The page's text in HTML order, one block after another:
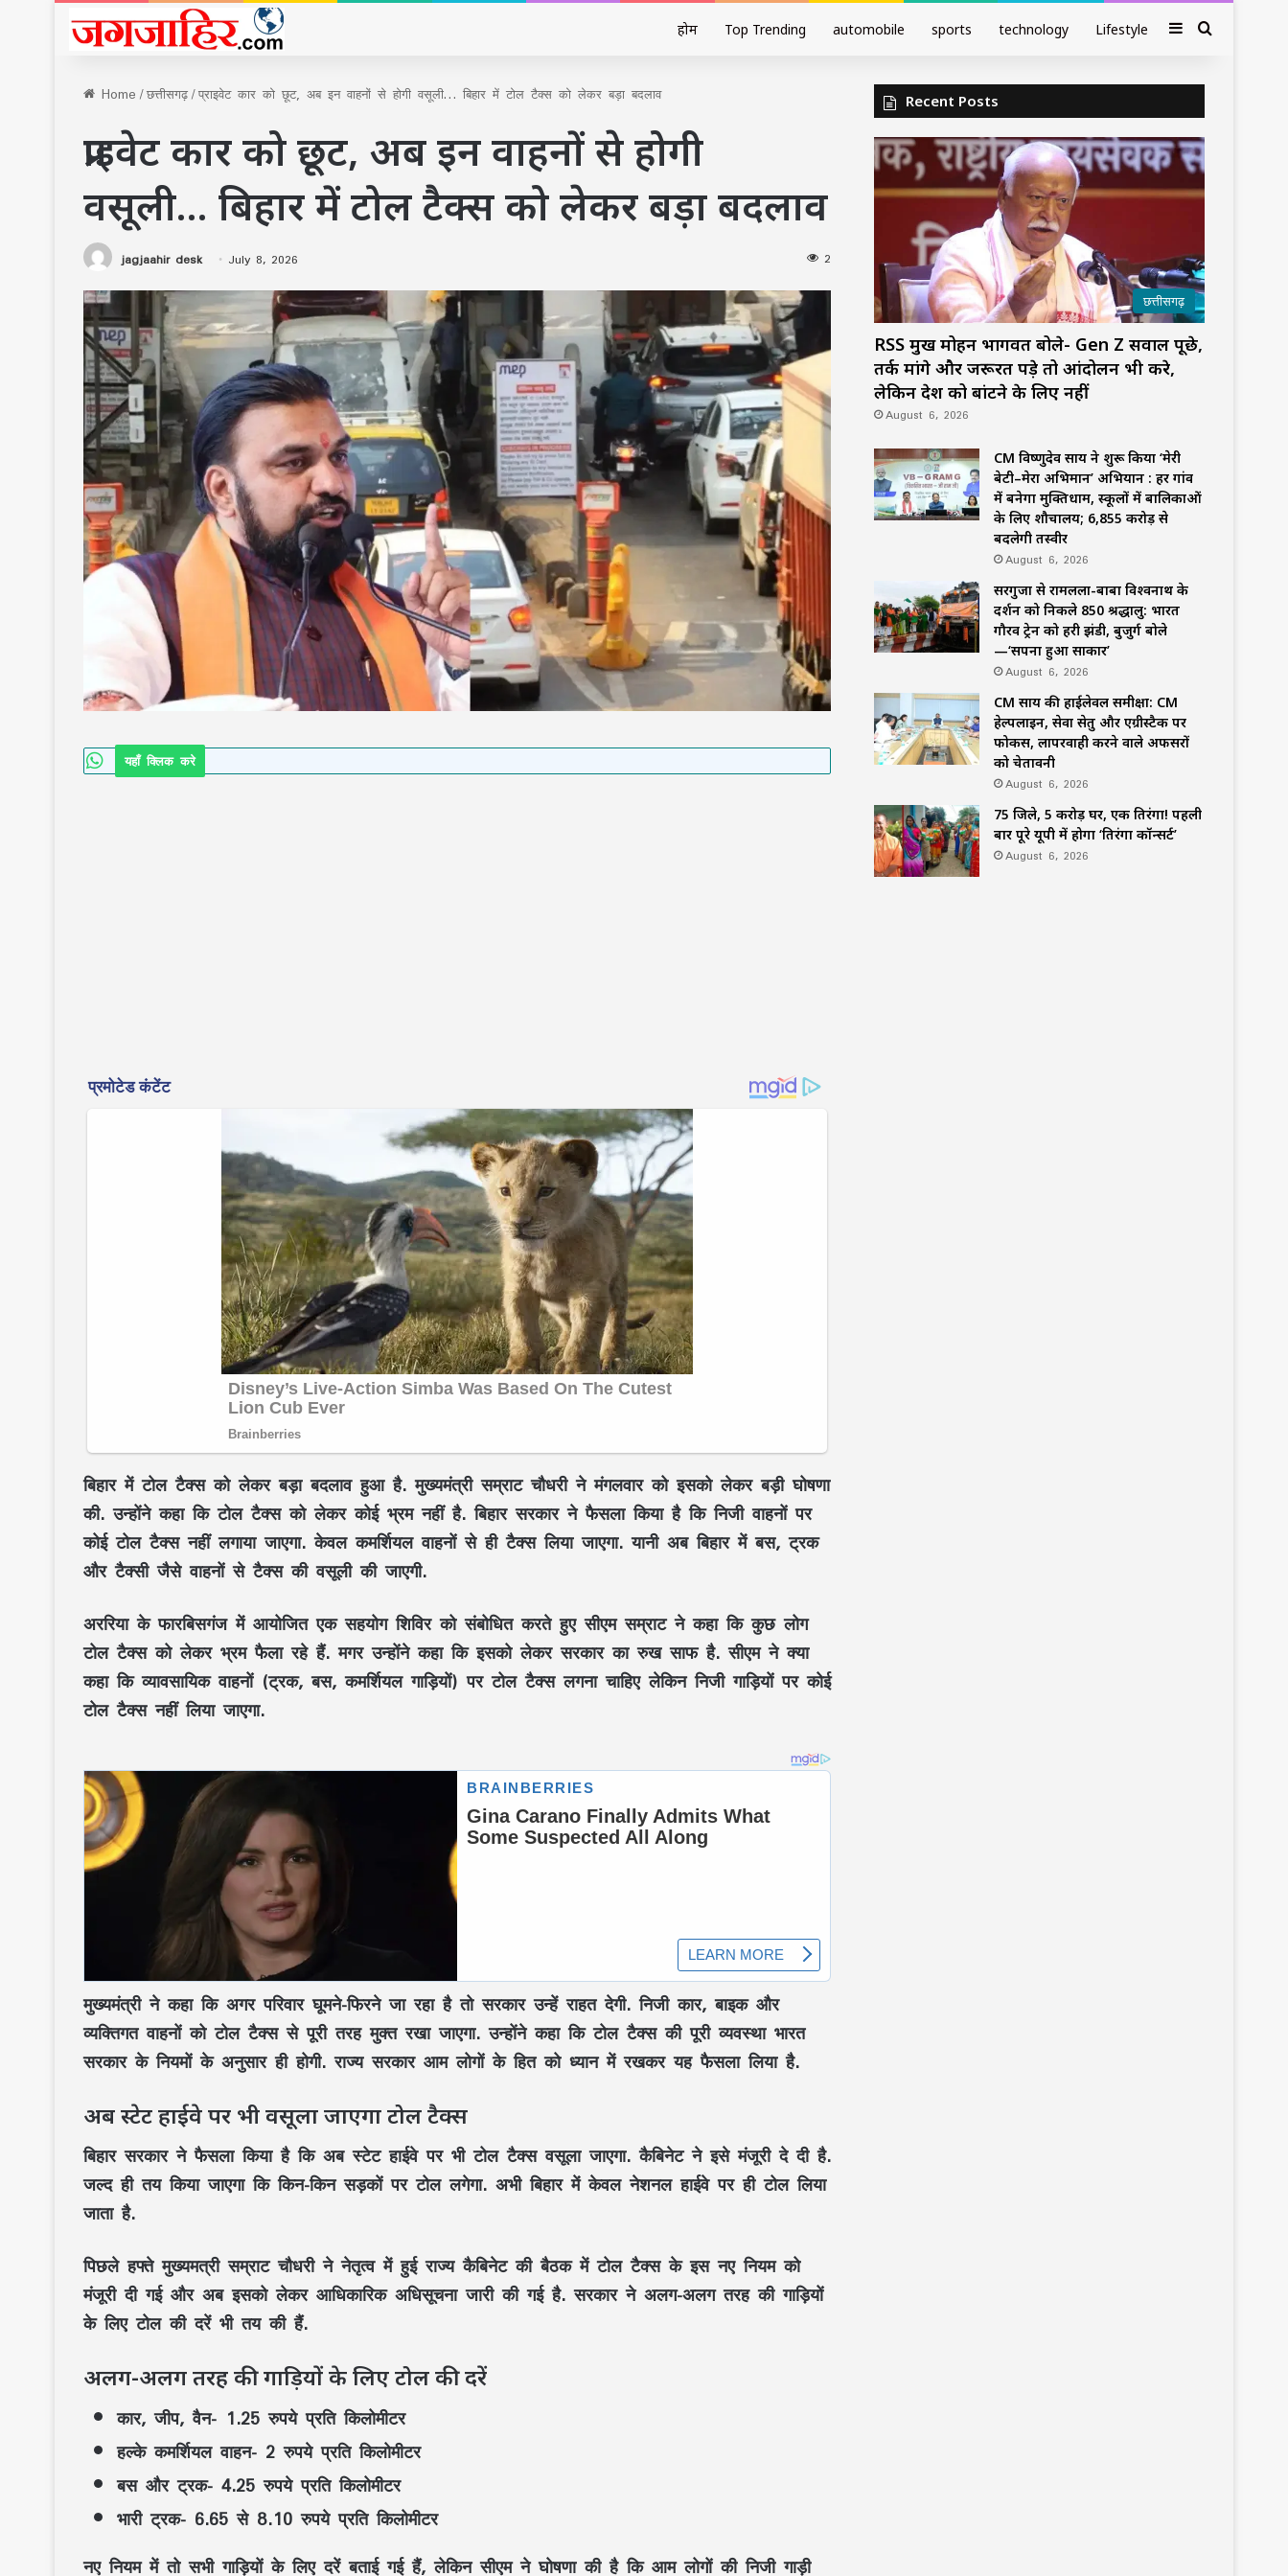
होम Top Trending automobile sports technology Lifestyle SidebarSearch
Home/छत्तीसगढ़/प्राइवेट कार को छूट, अब इन वाहनों से होगी वसूली… बिहार में टोल टैक्स को लेकर बड़ा बदलाव
प्राइवेट कार को छूट, अब इन वाहनों से होगी
वसूली… बिहार में टोल टैक्स को लेकर बड़ा बदलाव
jagjaahir desk July 8, 2026 2
यहाँ क्लिक करे
बिहार में टोल टैक्स को लेकर बड़ा बदलाव हुआ है. मुख्यमंत्री सम्राट चौधरी ने मंगलवार को इसको लेकर बड़ी घोषणा
की. उन्होंने कहा कि टोल टैक्स को लेकर कोई भ्रम नहीं है. बिहार सरकार ने फैसला किया है कि निजी वाहनों पर
कोई टोल टैक्स नहीं लगाया जाएगा. केवल कमर्शियल वाहनों से ही टैक्स लिया जाएगा. यानी अब बिहार में बस, ट्रक
और टैक्सी जैसे वाहनों से टैक्स की वसूली की जाएगी.
अररिया के फारबिसगंज में आयोजित एक सहयोग शिविर को संबोधित करते हुए सीएम सम्राट ने कहा कि कुछ लोग
टोल टैक्स को लेकर भ्रम फैला रहे हैं. मगर उन्होंने कहा कि इसको लेकर सरकार का रुख साफ है. सीएम ने क्या
कहा कि व्यावसायिक वाहनों (ट्रक, बस, कमर्शियल गाड़ियों) पर टोल टैक्स लगना चाहिए लेकिन निजी गाड़ियों पर कोई
टोल टैक्स नहीं लिया जाएगा.
मुख्यमंत्री ने कहा कि अगर परिवार घूमने-फिरने जा रहा है तो सरकार उन्हें राहत देगी. निजी कार, बाइक और
व्यक्तिगत वाहनों को टोल टैक्स से पूरी तरह मुक्त रखा जाएगा. उन्होंने कहा कि टोल टैक्स की पूरी व्यवस्था भारत
सरकार के नियमों के अनुसार ही होगी. राज्य सरकार आम लोगों के हित को ध्यान में रखकर यह फैसला लिया है.
अब स्टेट हाईवे पर भी वसूला जाएगा टोल टैक्स
बिहार सरकार ने फैसला किया है कि अब स्टेट हाईवे पर भी टोल टैक्स वसूला जाएगा. कैबिनेट ने इसे मंजूरी दे दी है.
जल्द ही तय किया जाएगा कि किन-किन सड़कों पर टोल लगेगा. अभी बिहार में केवल नेशनल हाईवे पर ही टोल लिया
जाता है.
पिछले हफ्ते मुख्यमत्री सम्राट चौधरी ने नेतृत्व में हुई राज्य कैबिनेट की बैठक में टोल टैक्स के इस नए नियम को
मंजूरी दी गई और अब इसको लेकर आधिकारिक अधिसूचना जारी की गई है. सरकार ने अलग-अलग तरह की गाड़ियों
के लिए टोल की दरें भी तय की हैं.
अलग-अलग तरह की गाड़ियों के लिए टोल की दरें
कार, जीप, वैन- 1.25 रुपये प्रति किलोमीटर
हल्के कमर्शियल वाहन- 2 रुपये प्रति किलोमीटर
बस और ट्रक- 4.25 रुपये प्रति किलोमीटर
भारी ट्रक- 6.65 से 8.10 रुपये प्रति किलोमीटर
नए नियम में तो सभी गाड़ियों के लिए दरें बताई गई हैं, लेकिन सीएम ने घोषणा की है कि आम लोगों की निजी गाड़ी
पूछे, तर्क मांगे और जरूरत पड़े तो आंदोलन भी
Recent Posts
छत्तीसगढ़
RSS प्रमुख मोहन भागवत बोले- Gen Z सवाल पूछे,
तर्क मांगे और जरूरत पड़े तो आंदोलन भी करे,
लेकिन देश को बांटने के लिए नहीं
August 6, 2026
CM विष्णुदेव साय ने शुरू किया ‘मेरी
बेटी–मेरा अभिमान’ अभियान : हर गांव
में बनेगा मुक्तिधाम, स्कूलों में बालिकाओं
के लिए शौचालय; 6,855 करोड़ से
बदलेगी तस्वीर
August 6, 2026
सरगुजा से रामलला-बाबा विश्वनाथ के
दर्शन को निकले 850 श्रद्धालु: भारत
गौरव ट्रेन को हरी झंडी, बुजुर्ग बोले
—‘सपना हुआ साकार’
August 6, 2026
CM साय की हाईलेवल समीक्षा: CM
हेल्पलाइन, सेवा सेतु और एग्रीस्टैक पर
फोकस, लापरवाही करने वाले अफसरों
को चेतावनी
August 6, 2026
75 जिले, 5 करोड़ घर, एक तिरंगा! पहली
बार पूरे यूपी में होगा ‘तिरंगा कॉन्सर्ट’
August 6, 2026